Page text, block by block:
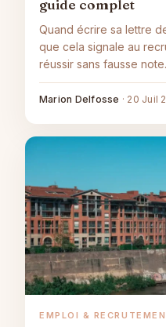
guide complet
Quand écrire sa lettre
que cela signale au
réussir sans fausse note.
Marion Delfosse · 20 Juil
EMPLOI &